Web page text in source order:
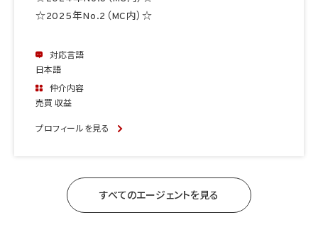
☆2025年No.2（MC内）☆
対応言語
日本語
仲介内容
売買 収益
プロフィールを見る
すべてのエージェントを見る